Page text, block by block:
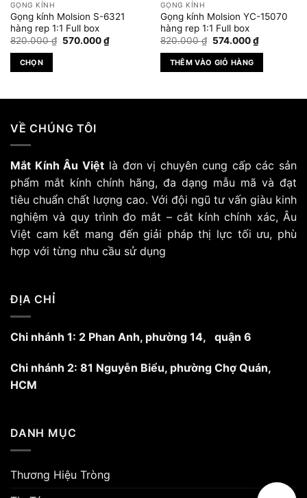
GỌNG KÍNH
Gọng kính Molsion S-6321
hàng rep 1:1 Full box
820.000₫ Giá
570.000₫Giá
hiện
CHỌN
có
nhiều
thể.
Các
tùy
chọn
có
thể
được
trang
sản
GỌNG KÍNH
Gọng kính Molsion YC-15070
hàng rep 1:1 Full box
820.000₫ Giá
là:
820.000 ₫.
574.000₫Giá
hiện
574.000 ₫.
THÊM VÀO GIỎ HÀNG
₫.
VỀ CHÚNG TÔI
Mắt Kính Âu Việt là đơn vị chuyên cung cấp các sản
phẩm mắt kính chính hãng, đa dạng mẫu mã và đạt
tiêu chuẩn chất lượng cao. Với đội ngũ tư vấn giàu kinh
nghiệm và quy trình đo mắt – cắt kính chính xác, Âu
Việt cam kết mang đến giải pháp thị lực tối ưu, phù
hợp với từng nhu cầu sử dụng
ĐỊA CHỈ
Chi nhánh 1: 2 Phan Anh, phường 14, quận 6
Chi nhánh 2: 81 Nguyễn Biểu, phường Chợ Quán,
HCM
DANH MỤC
Thương Hiệu Tròng